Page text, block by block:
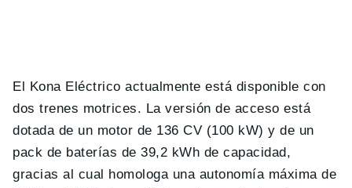
El Kona Eléctrico actualmente está disponible con
dos trenes motrices. La versión de acceso está
dotada de un motor de 136 CV (100 kW) y de un
pack de baterías de 39,2 kWh de capacidad,
gracias al cual homologa una autonomía máxima de